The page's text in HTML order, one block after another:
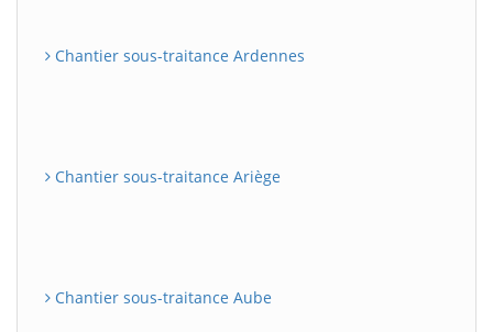
Chantier sous-traitance Ardennes
Chantier sous-traitance Ariège
Chantier sous-traitance Aube